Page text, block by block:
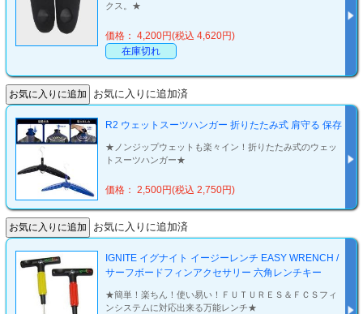
クス。★
価格： 4,200円(税込 4,620円)
在庫切れ
お気に入りに追加済
R2 ウェットスーツハンガー 折りたたみ式 肩守る 保存
★ノンジップウェットも楽々イン！折りたたみ式のウェッ
トスーツハンガー★
価格： 2,500円(税込 2,750円)
お気に入りに追加済
IGNITE イグナイト イージーレンチ EASY WRENCH /
サーフボードフィンアクセサリー 六角レンチキー
★簡単！楽ちん！使い易い！ＦＵＴＵＲＥＳ＆ＦＣＳフィ
ンシステムに対応出来る万能レンチ★